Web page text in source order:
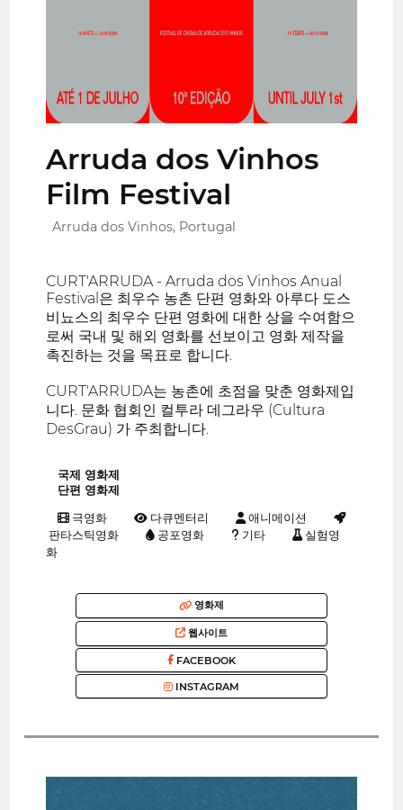
Arruda dos Vinhos
Film Festival
Arruda dos Vinhos, Portugal
CURT'ARRUDA - Arruda dos Vinhos Anual
Festival은 최우수 농촌 단편 영화와 아루다 도스
비뇨스의 최우수 단편 영화에 대한 상을 수여함으
로써 국내 및 해외 영화를 선보이고 영화 제작을
촉진하는 것을 목표로 합니다.
CURT'ARRUDA는 농촌에 초점을 맞춘 영화제입
니다. 문화 협회인 컬투라 데그라우 (Cultura
DesGrau) 가 주최합니다.
국제 영화제
단편 영화제
극영화 다큐멘터리
애니메이션
판타스틱영화
공포영화 기타
실험영
화
영화제
웹사이트
FACEBOOK
INSTAGRAM